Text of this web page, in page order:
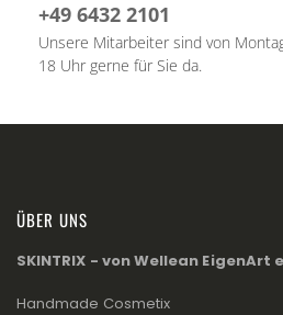
+49 6432 2101
Unsere Mitarbeiter sind von
18 Uhr gerne für Sie da.
ÜBER UNS
SKINTRIX - von Wellean EigenArt
Handmade Cosmetix